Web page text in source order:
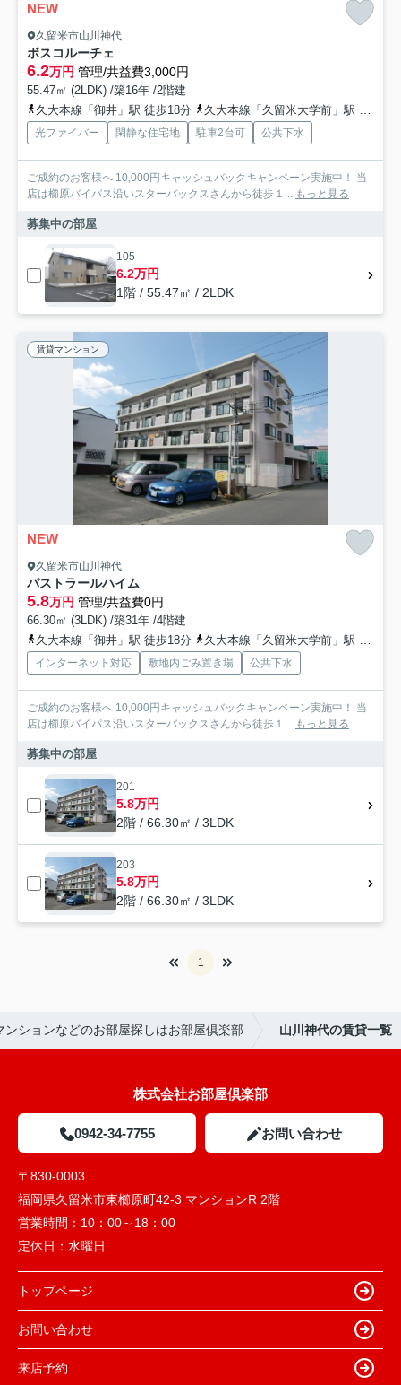
NEW
久留米市山川神代
ボスコルーチェ
6.2万円 管理/共益費3,000円
55.47㎡ (2LDK) /築16年 /2階建
久大本線「御井」駅 徒歩18分
久大本線「久留米大学前」駅 徒歩29分
光ファイバー 閑静な住宅地 駐車2台可 公共下水
ご成約のお客様へ 10,000円キャッシュバックキャンペーン実施中！ 当
店は櫛原バイパス沿いスターバックスさんから徒歩１... もっと見る
募集中の部屋
105
6.2万円
1階 / 55.47㎡ / 2LDK
賃貸マンション
NEW
久留米市山川神代
パストラールハイム
5.8万円 管理/共益費0円
66.30㎡ (3LDK) /築31年 /4階建
久大本線「御井」駅 徒歩18分
久大本線「久留米大学前」駅 徒歩29分
インターネット対応 敷地内ごみ置き場 公共下水
ご成約のお客様へ 10,000円キャッシュバックキャンペーン実施中！ 当
店は櫛原バイパス沿いスターバックスさんから徒歩１... もっと見る
募集中の部屋
201
5.8万円
2階 / 66.30㎡ / 3LDK
203
5.8万円
2階 / 66.30㎡ / 3LDK
1
ンションなどのお部屋探しはお部屋倶楽部 山川神代の賃貸一覧
株式会社お部屋倶楽部
0942-34-7755 お問い合わせ
〒830-0003
福岡県久留米市東櫛原町42-3 マンションR 2階
営業時間： 10：00～18：00
定休日： 水曜日
トップページ
お問い合わせ
来店予約